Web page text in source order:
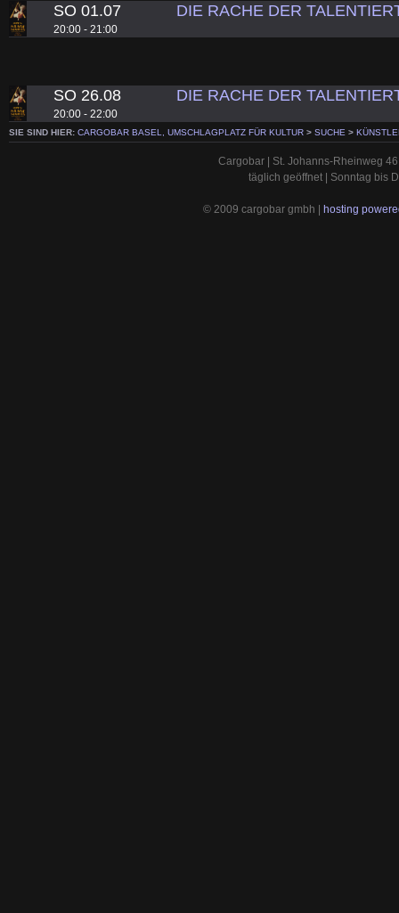
SO 01.07
20:00 - 21:00
DIE RACHE DER
SO 26.08
20:00 - 22:00
DIE RACHE DER
SIE SIND HIER: CARGOBAR BASEL, UMSCHLAGPLATZ FÜR KULTUR > SUCHE >
Cargobar | St. Johanns-Rheinweg
täglich geöffnet | Sonntag bis
© 2009 cargobar gmbh | hosting